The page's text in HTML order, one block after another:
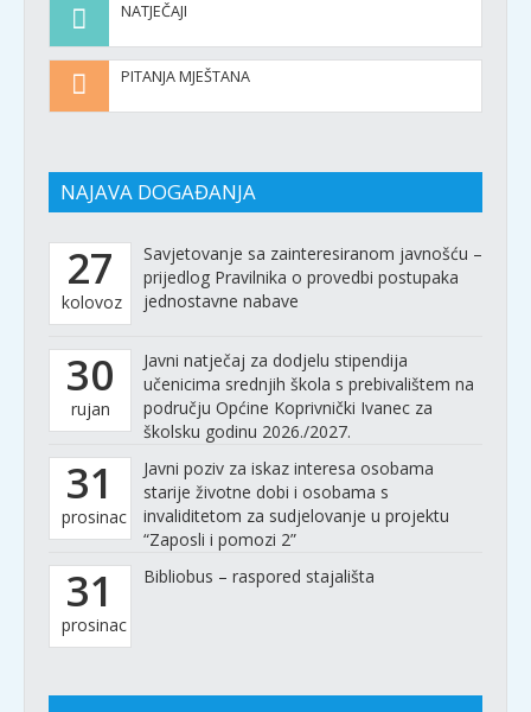
NATJEČAJI
PITANJA MJEŠTANA
NAJAVA DOGAĐANJA
27
kolovoz
Savjetovanje sa zainteresiranom javnošću –
prijedlog Pravilnika o provedbi postupaka
jednostavne nabave
30
rujan
Javni natječaj za dodjelu stipendija
učenicima srednjih škola s prebivalištem na
području Općine Koprivnički Ivanec za
školsku godinu 2026./2027.
31
prosinac
Javni poziv za iskaz interesa osobama
starije životne dobi i osobama s
invaliditetom za sudjelovanje u projektu
“Zaposli i pomozi 2”
31
prosinac
Bibliobus – raspored stajališta